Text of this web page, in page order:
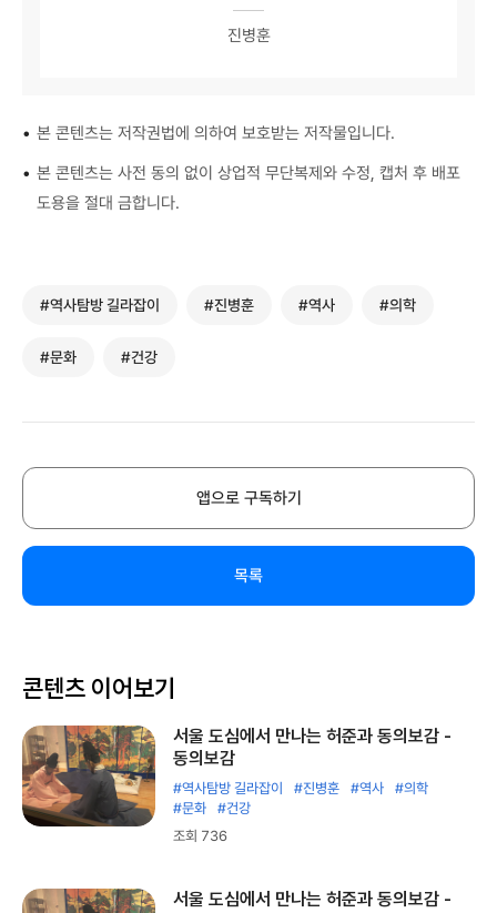
진병훈
• 본 콘텐츠는 저작권법에 의하여 보호받는 저작물입니다.
• 본 콘텐츠는 사전 동의 없이 상업적 무단복제와 수정, 캡처 후 배포
도용을 절대 금합니다.
#역사탐방 길라잡이 #진병훈 #역사 #의학
#문화 #건강
앱으로 구독하기
목록
콘텐츠 이어보기
서울 도심에서 만나는 허준과 동의보감 -
동의보감
#역사탐방 길라잡이 #진병훈 #역사
#의학
#문화
#건강
조회 736
서울 도심에서 만나는 허준과 동의보감 -